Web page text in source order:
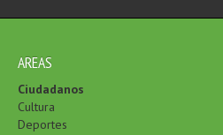
AREAS
Ciudadanos
Cultura
Deportes